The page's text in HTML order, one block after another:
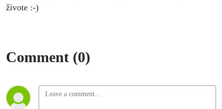
živote :-)
Comment (0)